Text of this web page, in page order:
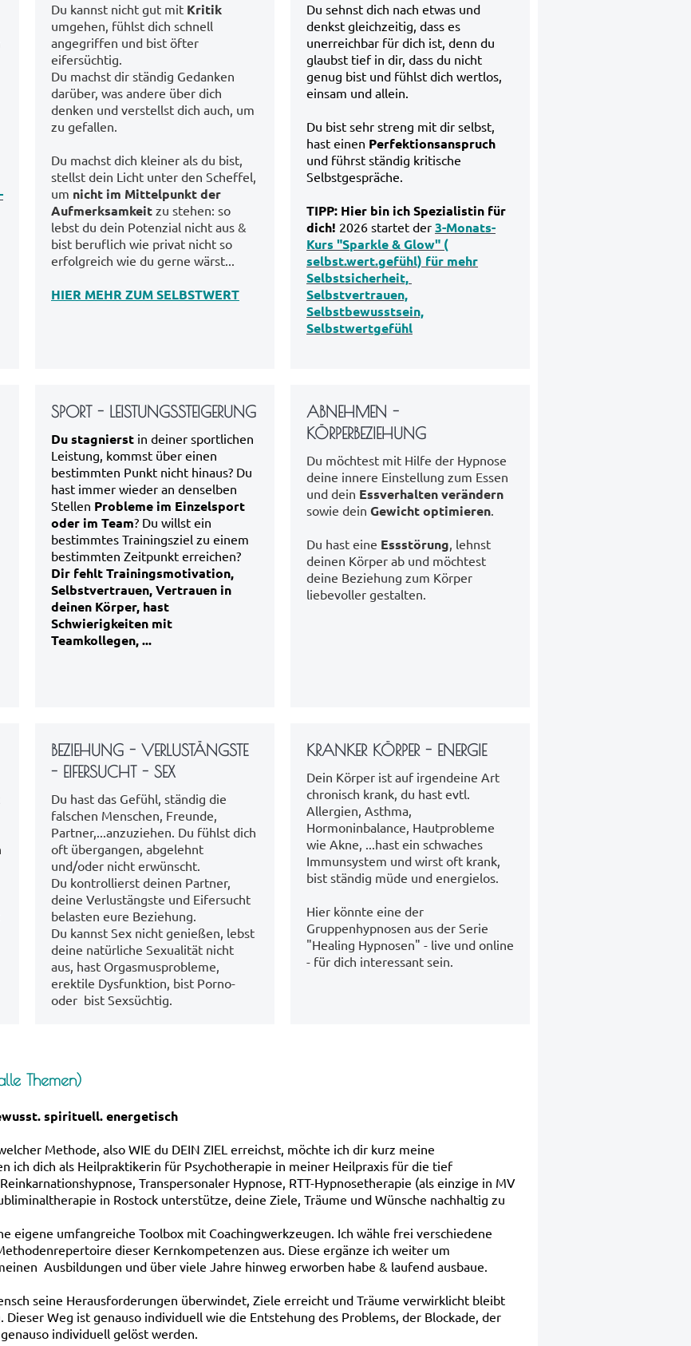
Du kannst nicht gut mit Kritik
umgehen, fühlst dich schnell
angegriffen und bist öfter
eifersüchtig.
Du machst dir ständig Gedanken
darüber, was andere über dich
denken und verstellst dich auch, um
zu gefallen.
Du machst dich kleiner als du bist,
stellst dein Licht unter den Scheffel,
um nicht im Mittelpunkt der
Aufmerksamkeit zu stehen: so
lebst du dein Potenzial nicht aus &
bist beruflich wie privat nicht so
erfolgreich wie du gerne wärst...
HIER MEHR ZUM SELBSTWERT
Du sehnst dich nach etwas und
denkst gleichzeitig, dass es
unerreichbar für dich ist, denn du
glaubst tief in dir, dass du nicht
genug bist und fühlst dich wertlos,
einsam und allein.
Du bist sehr streng mit dir selbst,
hast einen Perfektionsanspruch
und führst ständig kritische
Selbstgespräche.
TIPP: Hier bin ich Spezialistin für
dich! 2026 startet der 3-Monats-
Kurs "Sparkle & Glow" (
selbst.wert.gefühl) für mehr
Selbstsicherheit,
Selbstvertrauen,
Selbstbewusstsein,
Selbstwertgefühl
SPORT - LEISTUNGSSTEIGERUNG
Du stagnierst in deiner sportlichen
Leistung, kommst über einen
bestimmten Punkt nicht hinaus? Du
hast immer wieder an denselben
Stellen Probleme im Einzelsport
oder im Team? Du willst ein
bestimmtes Trainingsziel zu einem
bestimmten Zeitpunkt erreichen?
Dir fehlt Trainingsmotivation,
Selbstvertrauen, Vertrauen in
deinen Körper, hast
Schwierigkeiten mit
Teamkollegen, ...
ABNEHMEN -
KÖRPERBEZIEHUNG
Du möchtest mit Hilfe der Hypnose
deine innere Einstellung zum Essen
und dein Essverhalten verändern
sowie dein Gewicht optimieren.
Du hast eine Essstörung, lehnst
deinen Körper ab und möchtest
deine Beziehung zum Körper
liebevoller gestalten.
BEZIEHUNG - VERLUSTÄNGSTE
- EIFERSUCHT - SEX
Du hast das Gefühl, ständig die
falschen Menschen, Freunde,
Partner,...anzuziehen. Du fühlst dich
oft übergangen, abgelehnt
und/oder nicht erwünscht.
Du kontrollierst deinen Partner,
deine Verlustängste und Eifersucht
belasten eure Beziehung.
Du kannst Sex nicht genießen, lebst
deine natürliche Sexualität nicht
aus, hast Orgasmusprobleme,
erektile Dysfunktion, bist Porno-
oder bist Sexsüchtig.
KRANKER KÖRPER - ENERGIE
Dein Körper ist auf irgendeine Art
chronisch krank, du hast evtl.
Allergien, Asthma,
Hormoninbalance, Hautprobleme
wie Akne, ...hast ein schwaches
Immunsystem und wirst oft krank,
bist ständig müde und energielos.
Hier könnte eine der
Gruppenhypnosen aus der Serie
"Healing Hypnosen" - live und online
- für dich interessant sein.
Themen)
spirituell. energetisch
Methode, also WIE du DEIN ZIEL erreichst, möchte ich dir kurz meine
ich dich als Heilpraktikerin für Psychotherapie in meiner Heilpraxis für die tief
Transpersonaler Hypnose, RTT-Hypnosetherapie (als einzige in MV
in Rostock unterstütze, deine Ziele, Träume und Wünsche nachhaltig zu
eigene umfangreiche Toolbox mit Coachingwerkzeugen. Ich wähle frei verschiedene
dieser Kernkompetenzen aus. Diese ergänze ich weiter um
Ausbildungen und über viele Jahre hinweg erworben habe & laufend ausbaue.
seine Herausforderungen überwindet, Ziele erreicht und Träume verwirklicht bleibt
Weg ist genauso individuell wie die Entstehung des Problems, der Blockade, der
individuell gelöst werden.